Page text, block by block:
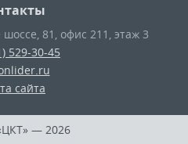
81, офис 211, этаж 3
529-30-45
сайта
— 2026